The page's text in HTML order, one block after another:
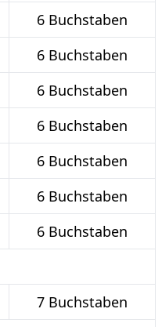
6 Buchstaben
6 Buchstaben
6 Buchstaben
6 Buchstaben
6 Buchstaben
6 Buchstaben
6 Buchstaben
7 Buchstaben